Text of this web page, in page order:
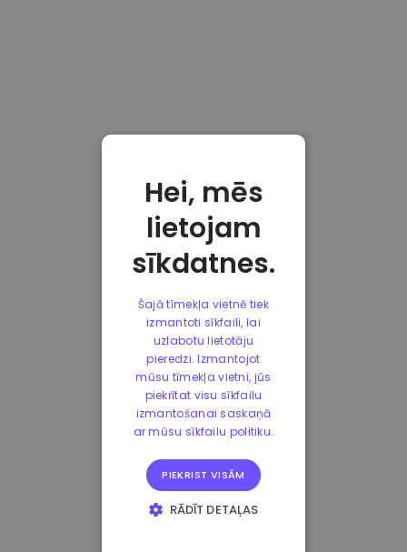
Hei, mēs
lietojam
sīkdatnes.
Šajā tīmekļa vietnē tiek
izmantoti sīkfaili, lai
uzlabotu lietotāju
pieredzi. Izmantojot
mūsu tīmekļa vietni, jūs
piekrītat visu sīkfailu
izmantošanai saskaņā
ar mūsu sīkfailu politiku.
PIEKRIST VISĀM
RĀDĪT DETAĻAS